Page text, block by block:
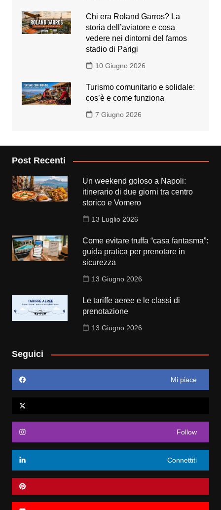
Chi era Roland Garros? La
storia dell’aviatore e cosa
vedere nei dintorni del famos
stadio di Parigi
10 Giugno 2026
Turismo comunitario e solidale:
cos’è e come funziona
7 Giugno 2026
Post Recenti
Un weekend goloso a Napoli:
itinerario di due giorni tra centro
storico e Vomero
13 Luglio 2026
Come evitare truffa “casa fantasma”:
guida pratica per prenotare in
sicurezza
13 Giugno 2026
Le tariffe aeree e le classi di
prenotazione
13 Giugno 2026
Seguici
Mi piace
Follow
Connettiti